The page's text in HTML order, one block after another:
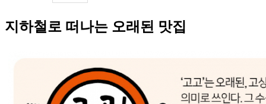
지하철로 떠나는 오래된 맛집